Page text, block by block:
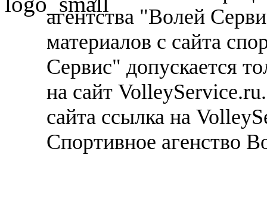
агентства "Волей
материалов с сайта
Сервис" допускается
на сайт
сайта ссылка на
Спортивное агенство